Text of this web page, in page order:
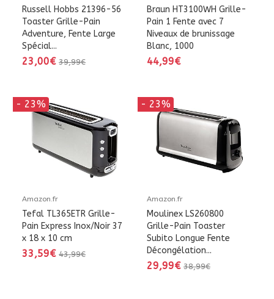
Russell Hobbs 21396-56
Toaster Grille-Pain
Adventure, Fente Large
Spécial...
23,00€ 39,99€
Braun HT3100WH Grille-
Pain 1 Fente avec 7
Niveaux de brunissage
Blanc, 1000
44,99€
- 23%
Amazon.fr
Tefal TL365ETR Grille-
Pain Express Inox/Noir 37
x 18 x 10 cm
33,59€ 43,99€
- 23%
Amazon.fr
Moulinex LS260800
Grille-Pain Toaster
Subito Longue Fente
Décongélation...
29,99€ 38,99€